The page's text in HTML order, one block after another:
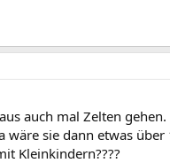
auch mal Zelten gehen.
wäre sie dann etwas
Kleinkindern????